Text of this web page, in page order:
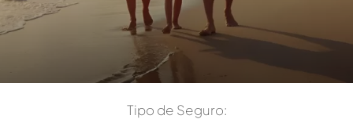
Tipo de Seguro: